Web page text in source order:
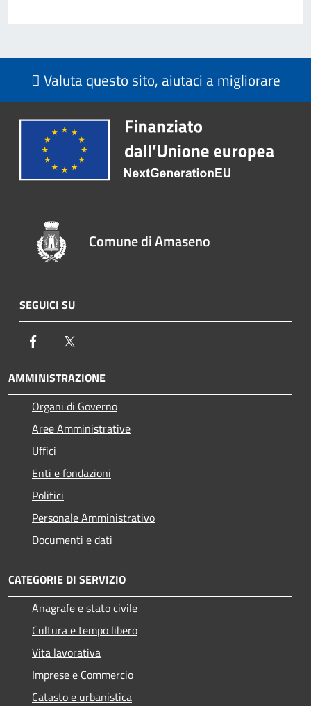
Valuta questo sito, aiutaci a migliorare
Comune di Amaseno
SEGUICI SU
Facebook
AMMINISTRAZIONE
Organi di Governo
Aree Amministrative
Uffici
Enti e fondazioni
Politici
Personale Amministrativo
Documenti e dati
CATEGORIE DI SERVIZIO
Anagrafe e stato civile
Cultura e tempo libero
Vita lavorativa
Imprese e Commercio
Catasto e urbanistica